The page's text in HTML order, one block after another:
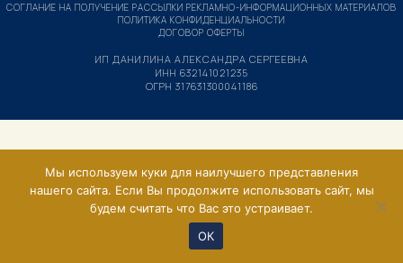
ИП ДАНИЛИНА АЛЕКСАНДРА СЕРГЕЕВНА
ИНН 632141021235
ОГРН 317631300041186
СОГЛАНИЕ НА ПОЛУЧЕНИЕ РАССЫЛКИ РЕКЛАМНО-ИНФОРМАЦИОННЫХ МАТЕРИАЛОВ
ПОЛИТИКА КОНФИДЕНЦИАЛЬНОСТИ
ДОГОВОР ОФЕРТЫ
Мы используем куки для наилучшего представления
нашего сайта. Если Вы продолжите использовать сайт, мы
будем считать что Вас это устраивает.
ОК